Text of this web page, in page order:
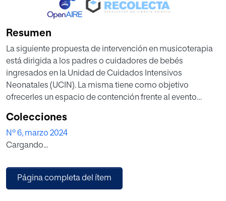
Resumen
La siguiente propuesta de intervención en musicoterapia
está dirigida a los padres o cuidadores de bebés
ingresados en la Unidad de Cuidados Intensivos
Neonatales (UCIN). La misma tiene como objetivo
ofrecerles un espacio de contención frente al evento
los mismos y consecuentemente potenciar el vínculo con
el neonato. Esta intervención multimodal es un soporte
complementario al método RBL realizado en la UCIN,
GIM y la creación de un nuevo modelo de música
ambiental llama- do Birthing Harp. Es una intervención de
Colecciones
Nº 6, marzo 2024
Cargando...
Página completa del ítem